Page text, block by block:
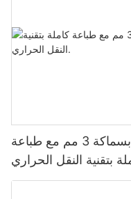
غطاء كوب قهوة من النيوبرين بسماكة 3 مم مع طباعة